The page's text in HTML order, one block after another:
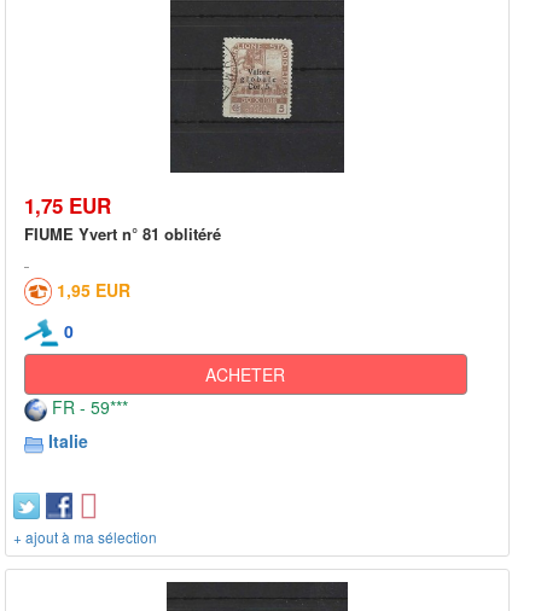
1,75 EUR
FIUME Yvert n° 81 oblitéré
1,95 EUR
0
ACHETER
FR - 59***
Italie
+ ajout à ma sélection